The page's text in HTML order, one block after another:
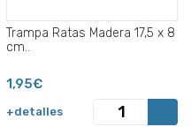
Trampa Ratas Madera 17,5 x 8
cm..
1,95€
+detalles